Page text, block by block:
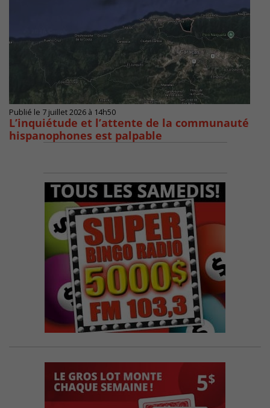
Publié le 7 juillet 2026 à 14h50
L’inquiétude et l’attente de la communauté
hispanophones est palpable